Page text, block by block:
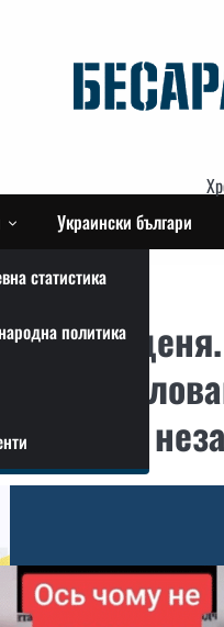
статистика
политика
Украински българи
за
на
е